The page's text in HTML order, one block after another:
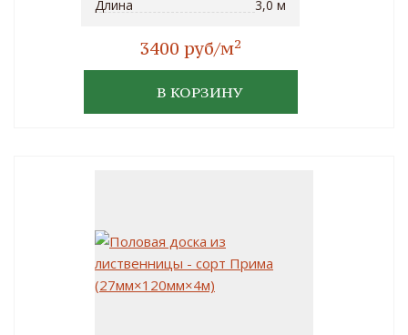
Длина
3,0 м
3400 руб/м2
В КОРЗИНУ